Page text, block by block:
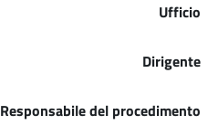
Ufficio
Dirigente
Responsabile del procedimento